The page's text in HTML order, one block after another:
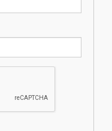
semestre